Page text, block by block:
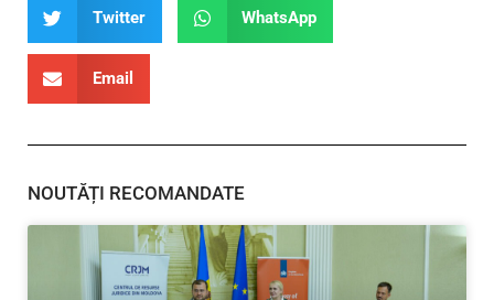
Twitter WhatsApp
Email
NOUTĂȚI RECOMANDATE